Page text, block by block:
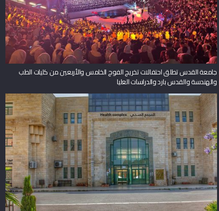
جامعة القدس تطلق احتفالات تخريج الفوج الخامس والأربعين من كليات الطب
والهندسة والقدس بارد والدراسات العليا